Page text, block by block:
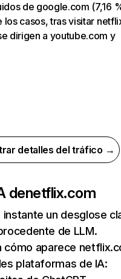
de google.com (7,16
los casos, tras visitar
dirigen a youtube.com y
detalles del tráfico →
denetflix.com
instante un desglose
de LLM.
cómo aparece
plataformas de IA: